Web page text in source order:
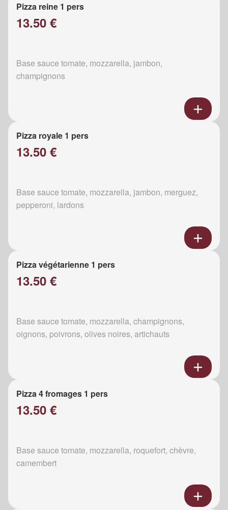
Pizza reine 1 pers
13.50 €
Base sauce tomate, mozzarella, jambon,
champignons
Pizza royale 1 pers
13.50 €
Base sauce tomate, mozzarella, jambon, merguez,
pepperoni, lardons
Pizza végétarienne 1 pers
13.50 €
Base sauce tomate, mozzarella, champignons,
oignons, poivrons, olives noires, artichauts
Pizza 4 fromages 1 pers
13.50 €
Base sauce tomate, mozzarella, roquefort, chèvre,
camembert